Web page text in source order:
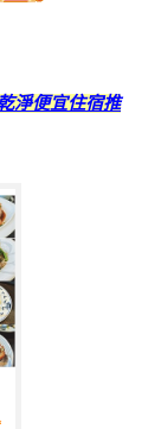
淨便宜住宿推